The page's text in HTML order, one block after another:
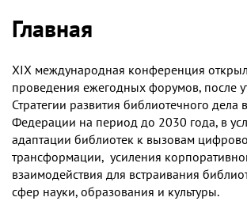
Главная
XIX международная конференция
проведения ежегодных форумов, после
Стратегии развития библиотечного дела
Федерации на период до 2030 года, в
адаптации библиотек к вызовам
трансформации, усиления
взаимодействия для встраивания
сфер науки, образования и культуры.